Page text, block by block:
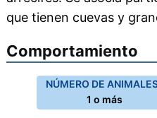
que tienen cuevas y
Comportamiento
NÚMERO DE
1 o más